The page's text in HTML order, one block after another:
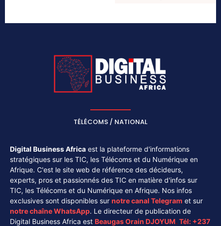
TÉLÉCOMS / NATIONAL
Digital Business Africa est la plateforme d'informations
stratégiques sur les TIC, les Télécoms et du Numérique en
Afrique. C'est le site web de référence des décideurs,
experts, pros et passionnés des TIC en matière d'infos sur
TIC, les Télécoms et du Numérique en Afrique. Nos infos
exclusives sont disponibles sur notre canal Telegram et sur
notre chaîneWhatsApp. Le directeur de publication de
Digital Business Africa est Beaugas Orain DJOYUM. Tél: +237